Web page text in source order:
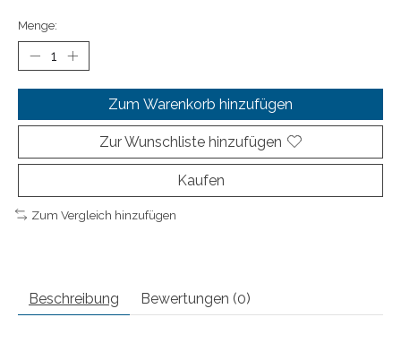
Menge:
Zum Warenkorb hinzufügen
Zur Wunschliste hinzufügen
Kaufen
Zum Vergleich hinzufügen
Beschreibung Bewertungen (0)